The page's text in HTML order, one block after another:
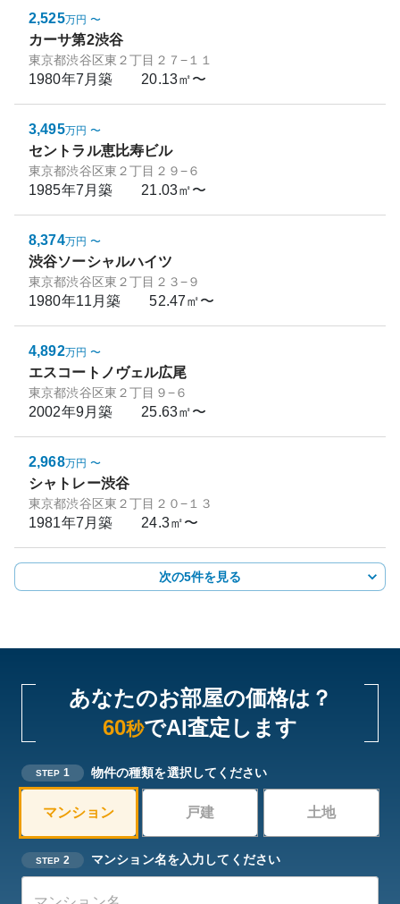
2,525万円 〜
カーサ第2渋谷
東京都渋谷区東２丁目２７−１１
1980年7月築 20.13㎡〜
3,495万円 〜
セントラル恵比寿ビル
東京都渋谷区東２丁目２９−６
1985年7月築 21.03㎡〜
8,374万円 〜
渋谷ソーシャルハイツ
東京都渋谷区東２丁目２３−９
1980年11月築 52.47㎡〜
4,892万円 〜
エスコートノヴェル広尾
東京都渋谷区東２丁目９−６
2002年9月築 25.63㎡〜
2,968万円 〜
シャトレー渋谷
東京都渋谷区東２丁目２０−１３
1981年7月築 24.3㎡〜
次の5件を見る
あなたのお部屋の価格は？
60秒でAI査定します
STEP 1 物件の種類を選択してください
マンション 戸建 土地
STEP 2 マンション名を入力してください